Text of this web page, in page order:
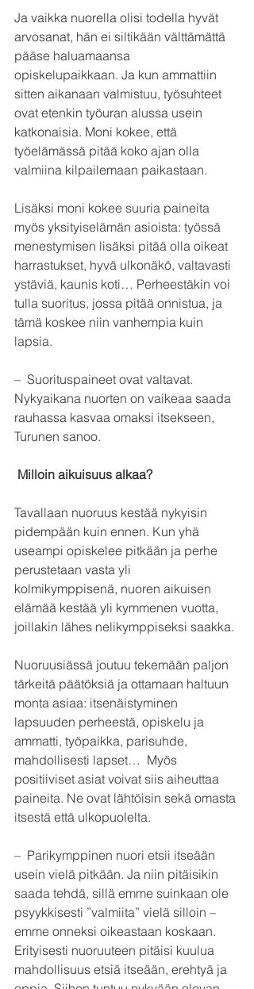
Ja vaikka nuorella olisi todella hyvät
arvosanat, hän ei siltikään välttämättä
pääse haluamaansa
opiskelupaikkaan. Ja kun ammattiin
sitten aikanaan valmistuu, työsuhteet
ovat etenkin työuran alussa usein
katkonaisia. Moni kokee, että
työelämässä pitää koko ajan olla
valmiina kilpailemaan paikastaan.
Lisäksi moni kokee suuria paineita
myös yksityiselämän asioista: työssä
menestymisen lisäksi pitää olla oikeat
harrastukset, hyvä ulkonäkö, valtavasti
ystäviä, kaunis koti… Perheestäkin voi
tulla suoritus, jossa pitää onnistua, ja
tämä koskee niin vanhempia kuin
lapsia.
–  Suorituspaineet ovat valtavat.
Nykyaikana nuorten on vaikeaa saada
rauhassa kasvaa omaksi itsekseen,
Turunen sanoo.
Milloin aikuisuus alkaa?
Tavallaan nuoruus kestää nykyisin
pidempään kuin ennen. Kun yhä
useampi opiskelee pitkään ja perhe
perustetaan vasta yli
kolmikymppisenä, nuoren aikuisen
elämää kestää yli kymmenen vuotta,
joillakin lähes nelikymppiseksi saakka.
Nuoruusiässä joutuu tekemään paljon
tärkeitä päätöksiä ja ottamaan haltuun
monta asiaa: itsenäistyminen
lapsuuden perheestä, opiskelu ja
ammatti, työpaikka, parisuhde,
mahdollisesti lapset…  Myös
positiiviset asiat voivat siis aiheuttaa
paineita. Ne ovat lähtöisin sekä omasta
itsestä että ulkopuolelta.
–  Parikymppinen nuori etsii itseään
usein vielä pitkään. Ja niin pitäisikin
saada tehdä, sillä emme suinkaan ole
psyykkisesti ”valmiita” vielä silloin –
emme onneksi oikeastaan koskaan.
Erityisesti nuoruuteen pitäisi kuulua
mahdollisuus etsiä itseään, erehtyä ja